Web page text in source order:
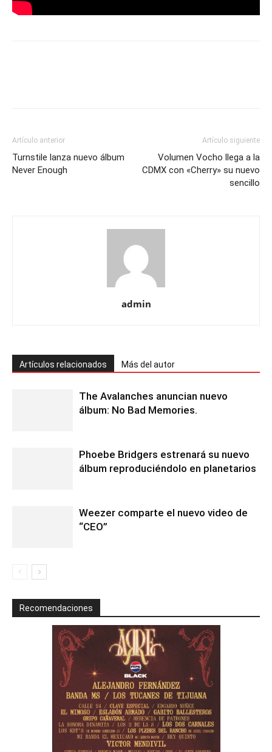
Artículo anterior
Turnstile lanza nuevo álbum
Never Enough
Artículo siguiente
Volumen Vocho llega a la
CDMX con «Cherry» su nuevo
sencillo
admin
Artículos relacionados Más del autor
The Avalanches anuncian nuevo
álbum: No Bad Memories.
Phoebe Bridgers estrenará su nuevo
álbum reproduciéndolo en planetarios
Weezer comparte el nuevo video de
“CEO”
Recomendaciones